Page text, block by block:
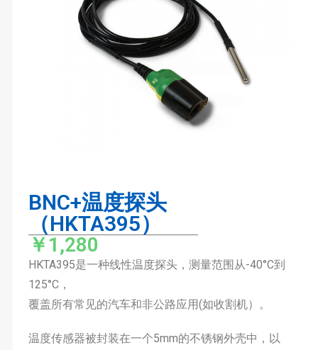
BNC+温度探头
（HKTA395）
￥1,280
HKTA395是一种线性温度探头，测量范围从-40°C到
125°C，
覆盖所有常见的汽车和非公路应用(如收割机）。
温度传感器被封装在一个5mm的不锈钢外壳中，以